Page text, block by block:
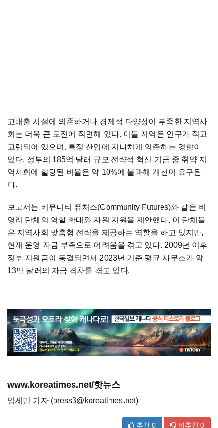
고배출 시설에 의존하거나 경제적 다양성이 부족한 지역사
회는 더욱 큰 도전에 직면해 있다. 이들 지역은 인구가 적고
고립되어 있으며, 특정 산업에 지나치게 의존하는 경향이
있다. 정부의 185억 달러 규모 전략적 혁신 기금 중 취약 지
역사회에 할당된 비율은 약 10%에 불과해 개선이 요구된
다.
보고서는 커뮤니티 퓨처스(Community Futures)와 같은 비
영리 단체의 역할 확대와 자원 지원을 제안했다. 이 단체들
은 지역사회 맞춤형 전략을 제공하는 역할을 하고 있지만,
현재 운영 자금 부족으로 어려움을 겪고 있다. 2009년 이후
정부 지원금이 동결되면서 2023년 기준 평균 사무소가 약
13만 달러의 자금 격차를 겪고 있다.
www.koreatimes.net/핫뉴스
임세민 기자 (press3@koreatimes.net)
추천 0 비추천 0